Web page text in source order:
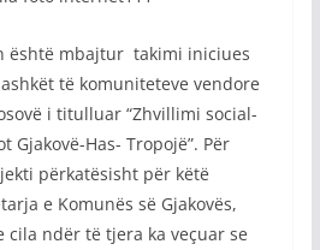
është mbajtur takimi iniciues
të komuniteteve vendore
i titulluar “Zhvillimi social-
Gjakovë-Has- Tropojë”. Për
përkatësisht për këtë
e Komunës së Gjakovës,
cila ndër të tjera ka veçuar se